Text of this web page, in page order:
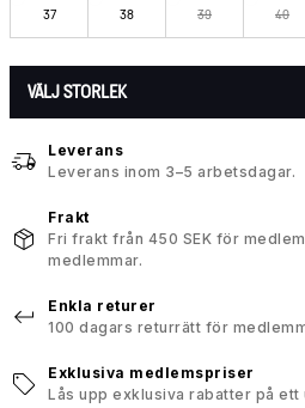
37 38 39 40
VÄLJ STORLEK
Leverans
Leverans inom 3–5 arbetsdagar.
Frakt
Fri frakt från 450 SEK för
medlemmar.
Enkla returer
100 dagars returrätt för
Exklusiva medlemspriser
Lås upp exklusiva rabatter på ett